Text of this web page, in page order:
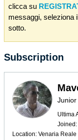
clicca su
messaggi, seleziona
sotto.
Subscription
Ultima
Location: Venaria Reale